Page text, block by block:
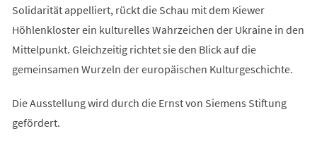
Solidarität appelliert, rückt die Schau mit dem Kiewer
Höhlenkloster ein kulturelles Wahrzeichen der Ukraine in den
Mittelpunkt. Gleichzeitig richtet sie den Blick auf die
gemeinsamen Wurzeln der europäischen Kulturgeschichte.
Die Ausstellung wird durch die Ernst von Siemens Stiftung
gefördert.